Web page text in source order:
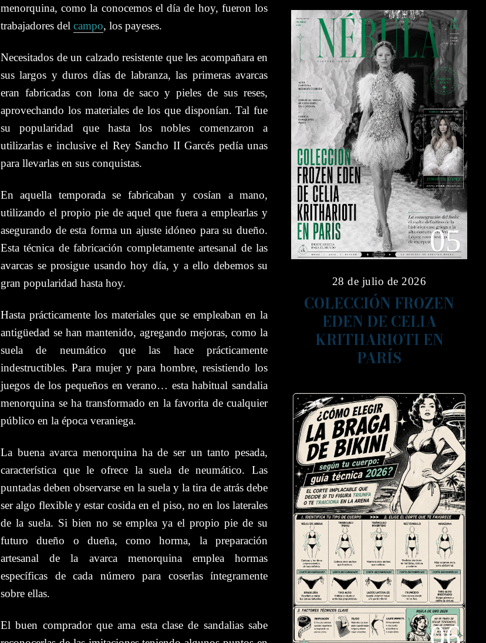
menorquina, como la conocemos el día de hoy, fueron los
trabajadores del campo, los payeses.
Necesitados de un calzado resistente que les acompañara en
sus largos y duros días de labranza, las primeras avarcas
eran fabricadas con lona de saco y pieles de sus reses,
aprovechando los materiales de los que disponían. Tal fue
su popularidad que hasta los nobles comenzaron a
utilizarlas e inclusive el Rey Sancho II Garcés pedía unas
para llevarlas en sus conquistas.
En aquella temporada se fabricaban y cosían a mano,
utilizando el propio pie de aquel que fuera a emplearlas y
asegurando de esta forma un ajuste idóneo para su dueño.
Esta técnica de fabricación completamente artesanal de las
avarcas se prosigue usando hoy día, y a ello debemos su
gran popularidad hasta hoy.
Hasta prácticamente los materiales que se empleaban en la
antigüedad se han mantenido, agregando mejoras, como la
suela de neumático que las hace prácticamente
indestructibles. Para mujer y para hombre, resistiendo los
juegos de los pequeños en verano… esta habitual sandalia
menorquina se ha transformado en la favorita de cualquier
público en la época veraniega.
La buena avarca menorquina ha de ser un tanto pesada,
característica que le ofrece la suela de neumático. Las
puntadas deben observarse en la suela y la tira de atrás debe
ser algo flexible y estar cosida en el piso, no en los laterales
de la suela. Si bien no se emplea ya el propio pie de su
futuro dueño o dueña, como horma, la preparación
artesanal de la avarca menorquina emplea hormas
específicas de cada número para coserlas íntegramente
sobre ellas.
El buen comprador que ama esta clase de sandalias sabe
05
28 de julio de 2026
COLECCIÓN FROZEN
EDEN DE CELIA
KRITHARIOTI EN
PARÍS